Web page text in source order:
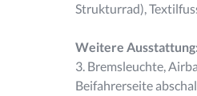
Strukturrad),
Weitere
3. Bremsleuchte,
Beifahrerseite